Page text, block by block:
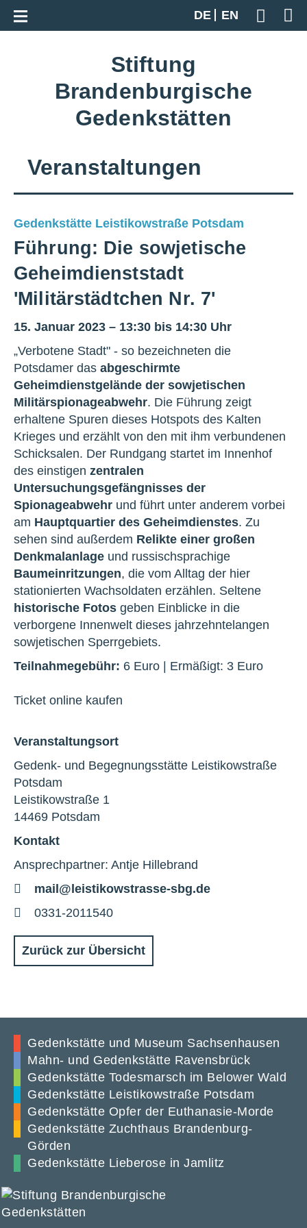
DE
EN
Geben
Zur Gesamtübersicht
Stiftung
Brandenburgische
Gedenkstätten
Veranstaltungen
Gedenkstätte Leistikowstraße Potsdam
Führung: Die sowjetische
Geheimdienststadt
'Militärstädtchen Nr. 7'
15. Januar 2023 – 13:30 bis 14:30 Uhr
„Verbotene Stadt" - so bezeichneten die
Potsdamer das abgeschirmte
Geheimdienstgelände der sowjetischen
Militärspionageabwehr. Die Führung zeigt
erhaltene Spuren dieses Hotspots des Kalten
Krieges und erzählt von den mit ihm verbundenen
Schicksalen. Der Rundgang startet im Innenhof
des einstigen zentralen
Untersuchungsgefängnisses der
Spionageabwehr und führt unter anderem vorbei
am Hauptquartier des Geheimdienstes. Zu
sehen sind außerdem Relikte einer großen
Denkmalanlage und russischsprachige
Baumeinritzungen, die vom Alltag der hier
stationierten Wachsoldaten erzählen. Seltene
historische Fotos geben Einblicke in die
verborgene Innenwelt dieses jahrzehntelangen
sowjetischen Sperrgebiets.
Teilnahmegebühr: 6 Euro | Ermäßigt: 3 Euro
Ticket online kaufen
Veranstaltungsort
Gedenk- und Begegnungsstätte Leistikowstraße
Potsdam
Leistikowstraße 1
14469 Potsdam
Kontakt
Ansprechpartner: Antje Hillebrand
E-
Mail
mail@leistikowstrasse-sbg.de
Telefon
0331-2011540
Zurück zur Übersicht
Gedenkstätte und Museum Sachsenhausen
Mahn- und Gedenkstätte Ravensbrück
Gedenkstätte Todesmarsch im Belower Wald
Gedenkstätte Leistikowstraße Potsdam
Gedenkstätte Opfer der Euthanasie-Morde
Gedenkstätte Zuchthaus Brandenburg-
Görden
Gedenkstätte Lieberose in Jamlitz